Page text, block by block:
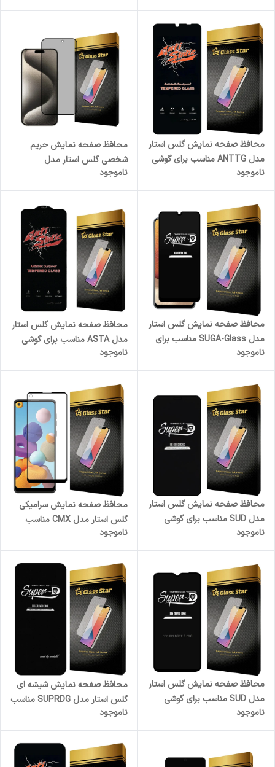
محافظ صفحه نمایش گلس استار
مدل ANTTG مناسب برای گوشی
موبایل شیائومی Poco C71
ناموجود
محافظ صفحه نمایش حریم
شخصی گلس استار مدل
موبایل اپل iPhone 15 Pro Max
ناموجود
محافظ صفحه نمایش گلس استار
مدل SUGA-Glass مناسب برای
A32 4G
ناموجود
محافظ صفحه نمایش گلس استار
مدل ASTA مناسب برای گوشی
5G
ناموجود
محافظ صفحه نمایش گلس استار
مدل SUD مناسب برای گوشی
موبایل اپل iPhone 12 Pro
ناموجود
محافظ صفحه نمایش سرامیکی
گلس استار مدل CMX مناسب
برای گوشی موبایل سامسونگ
Galaxy A21s
ناموجود
محافظ صفحه نمایش گلس استار
مدل SUD مناسب برای گوشی
Pro
ناموجود
محافظ صفحه نمایش شیشه ای
گلس استار مدل SUPRDG مناسب
برای گوشی موبایل اپل iPhone 16
ناموجود